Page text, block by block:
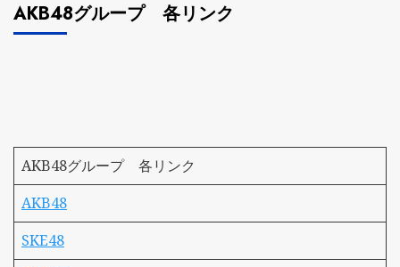
AKB48グループ 各リンク
AKB48グループ 各リンク
AKB48
SKE48